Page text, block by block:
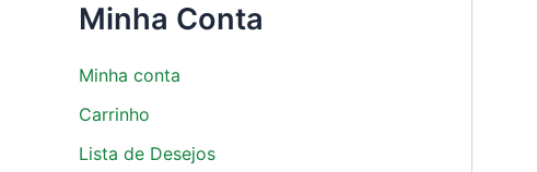
Minha Conta
Minha conta
Carrinho
Lista de Desejos
g
o
r
a